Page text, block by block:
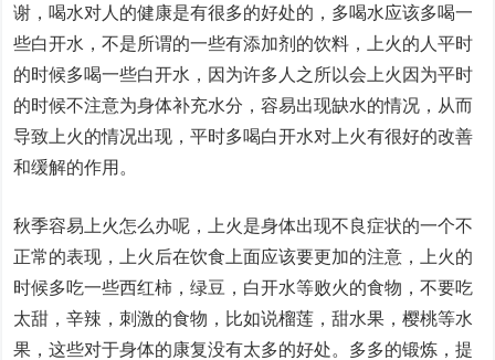
谢，喝水对人的健康是有很多的好处的，多喝水应该多喝一
些白开水，不是所谓的一些有添加剂的饮料，上火的人平时
的时候多喝一些白开水，因为许多人之所以会上火因为平时
的时候不注意为身体补充水分，容易出现缺水的情况，从而
导致上火的情况出现，平时多喝白开水对上火有很好的改善
和缓解的作用。
秋季容易上火怎么办呢，上火是身体出现不良症状的一个不
正常的表现，上火后在饮食上面应该要更加的注意，上火的
时候多吃一些西红柿，绿豆，白开水等败火的食物，不要吃
太甜，辛辣，刺激的食物，比如说榴莲，甜水果，樱桃等水
果，这些对于身体的康复没有太多的好处。多多的锻炼，提